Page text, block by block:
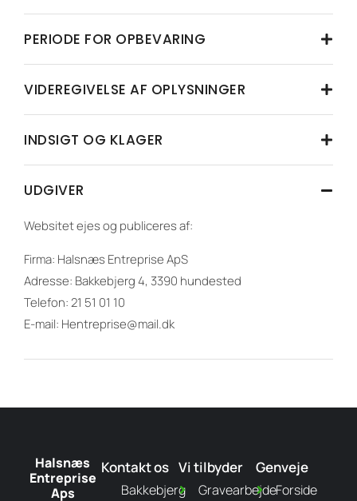
PERIODE FOR OPBEVARING
VIDEREGIVELSE AF OPLYSNINGER
INDSIGT OG KLAGER
UDGIVER
Websitet ejes og publiceres af:
Firma: Halsnæs Entreprise ApS
Adresse: Bakkebjerg 4, 3390 hundested
Telefon: 21 51 01 10
E-mail: Hentreprise@mail.dk
Halsnæs
Entreprise
Aps
Kontakt os
Bakkebjerg
Vi tilbyder
Gravearbejde
Genveje
Forside